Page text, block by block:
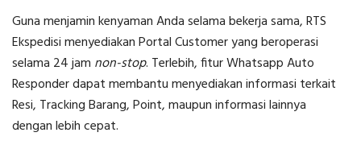
Guna menjamin kenyaman Anda selama bekerja sama, RTS
Ekspedisi menyediakan Portal Customer yang beroperasi
selama 24 jam non-stop. Terlebih, fitur Whatsapp Auto
Responder dapat membantu menyediakan informasi terkait
Resi, Tracking Barang, Point, maupun informasi lainnya
dengan lebih cepat.